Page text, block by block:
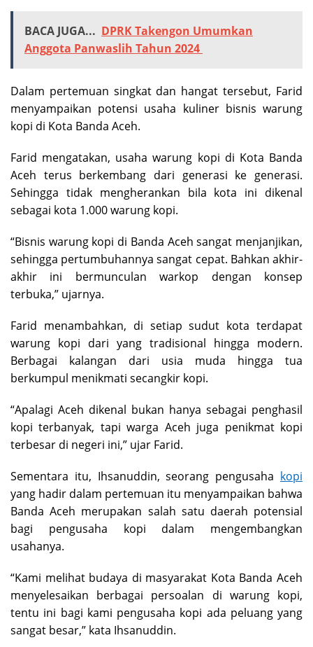
BACA JUGA... DPRK Takengon Umumkan
Anggota Panwaslih Tahun 2024
Dalam pertemuan singkat dan hangat tersebut, Farid
menyampaikan potensi usaha kuliner bisnis warung
kopi di Kota Banda Aceh.
Farid mengatakan, usaha warung kopi di Kota Banda
Aceh terus berkembang dari generasi ke generasi.
Sehingga tidak mengherankan bila kota ini dikenal
sebagai kota 1.000 warung kopi.
“Bisnis warung kopi di Banda Aceh sangat menjanjikan,
sehingga pertumbuhannya sangat cepat. Bahkan akhir-
akhir ini bermunculan warkop dengan konsep
terbuka,” ujarnya.
Farid menambahkan, di setiap sudut kota terdapat
warung kopi dari yang tradisional hingga modern.
Berbagai kalangan dari usia muda hingga tua
berkumpul menikmati secangkir kopi.
“Apalagi Aceh dikenal bukan hanya sebagai penghasil
kopi terbanyak, tapi warga Aceh juga penikmat kopi
terbesar di negeri ini,” ujar Farid.
Sementara itu, Ihsanuddin, seorang pengusaha kopi
yang hadir dalam pertemuan itu menyampaikan bahwa
Banda Aceh merupakan salah satu daerah potensial
bagi pengusaha kopi dalam mengembangkan
usahanya.
“Kami melihat budaya di masyarakat Kota Banda Aceh
menyelesaikan berbagai persoalan di warung kopi,
tentu ini bagi kami pengusaha kopi ada peluang yang
sangat besar,” kata Ihsanuddin.